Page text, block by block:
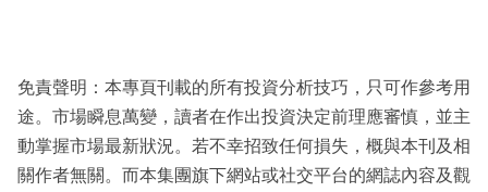
免責聲明：本專頁刊載的所有投資分析技巧，只可作參考用
途。市場瞬息萬變，讀者在作出投資決定前理應審慎，並主
動掌握市場最新狀況。若不幸招致任何損失，概與本刊及相
關作者無關。而本集團旗下網站或社交平台的網誌內容及觀